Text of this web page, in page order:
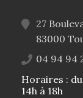
27
83000
04 94 94
Horaires :
14h à 18h